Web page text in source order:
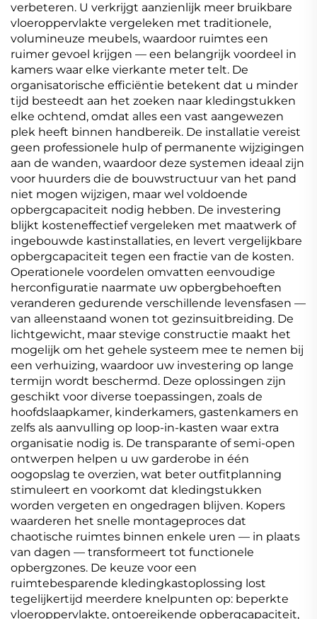
verbeteren. U verkrijgt aanzienlijk meer bruikbare
vloeroppervlakte vergeleken met traditionele,
volumineuze meubels, waardoor ruimtes een
ruimer gevoel krijgen — een belangrijk voordeel in
kamers waar elke vierkante meter telt. De
organisatorische efficiëntie betekent dat u minder
tijd besteedt aan het zoeken naar kledingstukken
elke ochtend, omdat alles een vast aangewezen
plek heeft binnen handbereik. De installatie vereist
geen professionele hulp of permanente wijzigingen
aan de wanden, waardoor deze systemen ideaal zijn
voor huurders die de bouwstructuur van het pand
niet mogen wijzigen, maar wel voldoende
opbergcapaciteit nodig hebben. De investering
blijkt kosteneffectief vergeleken met maatwerk of
ingebouwde kastinstallaties, en levert vergelijkbare
opbergcapaciteit tegen een fractie van de kosten.
Operationele voordelen omvatten eenvoudige
herconfiguratie naarmate uw opbergbehoeften
veranderen gedurende verschillende levensfasen —
van alleenstaand wonen tot gezinsuitbreiding. De
lichtgewicht, maar stevige constructie maakt het
mogelijk om het gehele systeem mee te nemen bij
een verhuizing, waardoor uw investering op lange
termijn wordt beschermd. Deze oplossingen zijn
geschikt voor diverse toepassingen, zoals de
hoofdslaapkamer, kinderkamers, gastenkamers en
zelfs als aanvulling op loop-in-kasten waar extra
organisatie nodig is. De transparante of semi-open
ontwerpen helpen u uw garderobe in één
oogopslag te overzien, wat beter outfitplanning
stimuleert en voorkomt dat kledingstukken
worden vergeten en ongedragen blijven. Kopers
waarderen het snelle montageproces dat
chaotische ruimtes binnen enkele uren — in plaats
van dagen — transformeert tot functionele
opbergzones. De keuze voor een
ruimtebesparende kledingkastoplossing lost
tegelijkertijd meerdere knelpunten op: beperkte
vloeroppervlakte, ontoereikende opbergcapaciteit,